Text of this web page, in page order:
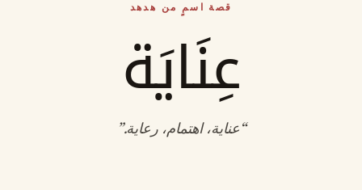
قصة اسمٍ من هدهد
عِنَايَة
“عناية، اهتمام، رعاية.”